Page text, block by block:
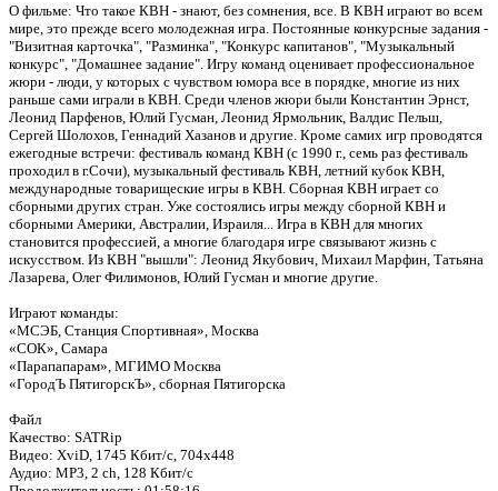
О фильме: Что такое КВН - знают, без сомнения, все. В КВН играют во всем
мире, это прежде всего молодежная игра. Постоянные конкурсные задания -
"Визитная карточка", "Разминка", "Конкурс капитанов", "Музыкальный
конкурс", "Домашнее задание". Игру команд оценивает профессиональное
жюри - люди, у которых с чувством юмора все в порядке, многие из них
раньше сами играли в КВН. Среди членов жюри были Константин Эрнст,
Леонид Парфенов, Юлий Гусман, Леонид Ярмольник, Валдис Пельш,
Сергей Шолохов, Геннадий Хазанов и другие. Кроме самих игр проводятся
ежегодные встречи: фестиваль команд КВН (с 1990 г., семь раз фестиваль
проходил в г.Сочи), музыкальный фестиваль КВН, летний кубок КВН,
международные товарищеские игры в КВН. Сборная КВН играет со
сборными других стран. Уже состоялись игры между сборной КВН и
сборными Америки, Австралии, Израиля... Игра в КВН для многих
становится профессией, а многие благодаря игре связывают жизнь с
искусством. Из КВН "вышли": Леонид Якубович, Михаил Марфин, Татьяна
Лазарева, Олег Филимонов, Юлий Гусман и многие другие.
Играют команды:
«МСЭБ, Станция Спортивная», Москва
«СОК», Самара
«Парапапарам», МГИМО Москва
«ГородЪ ПятигорскЪ», сборная Пятигорска
Файл
Качество: SATRip
Видео: XviD, 1745 Кбит/с, 704x448
Аудио: MP3, 2 ch, 128 Кбит/с